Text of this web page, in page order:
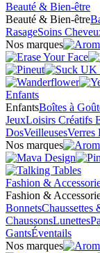
Beauté & Bien-être
Beauté & Bien-être
RasageSoins
Nos marques
Enfants
EnfantsBoîtes à
JeuxLoisirs Créatifs
DosVeilleusesVerres
Nos marques
Fashion &
Fashion &
BonnetsChaussettes
ChaussonsLunettes
GantsÉventails
Nos marques